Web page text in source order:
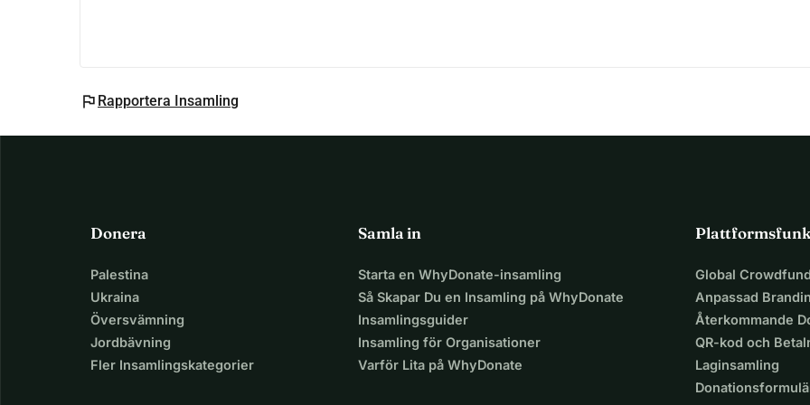
flag Rapportera Insamling
Donera
Palestina
Ukraina
Översvämning
Jordbävning
Fler Insamlingskategorier
Samla in
Starta en WhyDonate-insamling
Så Skapar Du en Insamling på WhyDonate
Insamlingsguider
Insamling för Organisationer
Varför Lita på WhyDonate
Global
Anpassad
Återkommande
QR-kod och
Laginsamling